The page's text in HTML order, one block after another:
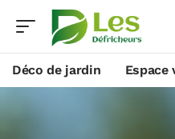
Déco de jardin Espace